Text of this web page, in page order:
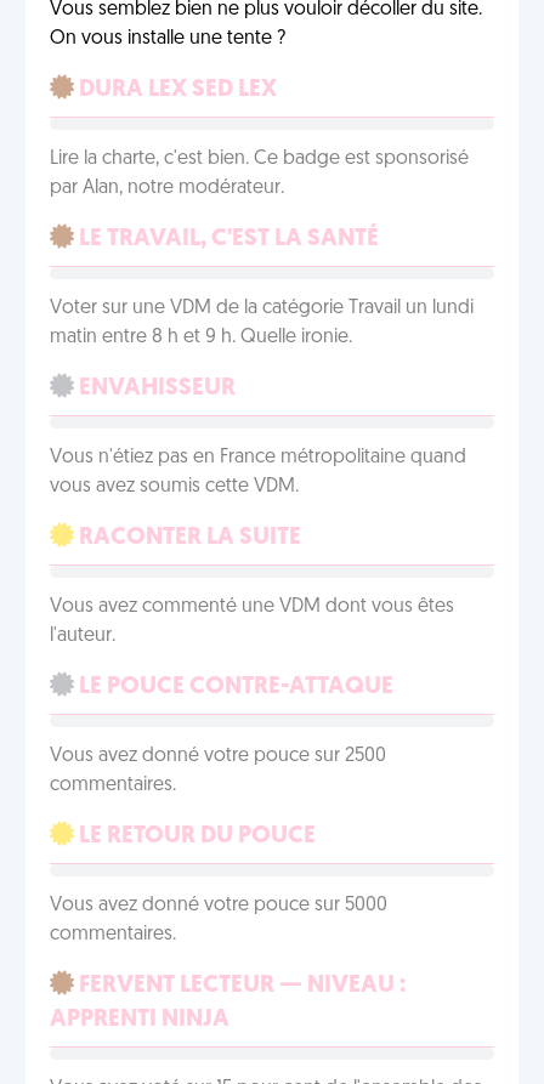
Vous semblez bien ne plus vouloir décoller du site.
On vous installe une tente ?
DURA LEX SED LEX
Lire la charte, c'est bien. Ce badge est sponsorisé
par Alan, notre modérateur.
LE TRAVAIL, C'EST LA SANTÉ
Voter sur une VDM de la catégorie Travail un lundi
matin entre 8 h et 9 h. Quelle ironie.
ENVAHISSEUR
Vous n'étiez pas en France métropolitaine quand
vous avez soumis cette VDM.
RACONTER LA SUITE
Vous avez commenté une VDM dont vous êtes
l'auteur.
LE POUCE CONTRE-ATTAQUE
Vous avez donné votre pouce sur 2500
commentaires.
LE RETOUR DU POUCE
Vous avez donné votre pouce sur 5000
commentaires.
FERVENT LECTEUR — NIVEAU :
APPRENTI NINJA